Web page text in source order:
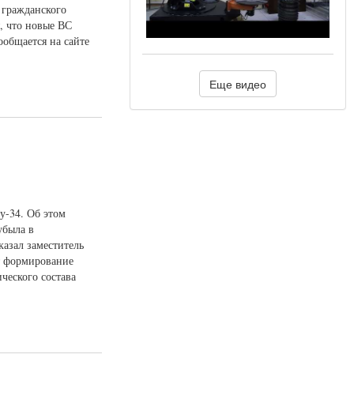
что новые ВС
на сайте
34. Об этом
в
заместитель
формирование
состава
Еще видео